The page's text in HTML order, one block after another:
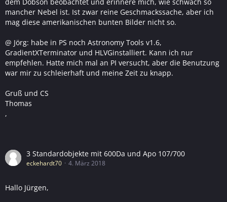
mancher Nebel ist. Ist zwar reine Geschmackssache, aber ich
mag diese amerikanischen bunten Bilder nicht so.
@ Jörg: habe in PS noch Astronomy Tools v1.6,
GradientXTerminator und HLVGinstalliert. Kann ich nur
empfehlen. Hatte mich mal an PI versucht, aber die Benutzung
war mir zu schleierhaft und meine Zeit zu knapp.
Gruß und CS
Thomas
,
3 Standardobjekte mit 600Da und Apo 107/700
eckehardt70 4. März 2018
Hallo Jürgen,